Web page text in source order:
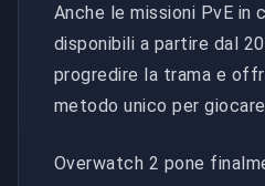
Anche le missioni PvE in
disponibili a partire dal
progredire la trama e
metodo unico per
Overwatch 2 pone